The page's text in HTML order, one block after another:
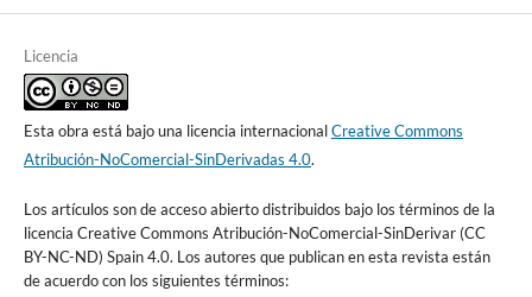
Licencia
Esta obra está bajo una licencia internacionalCreative Commons
Atribución-NoComercial-SinDerivadas 4.0.
Los artículos son de acceso abierto distribuidos bajo los términos de la
licencia Creative Commons Atribución-NoComercial-SinDerivar (CC
BY-NC-ND) Spain 4.0. Los autores que publican en esta revista están
de acuerdo con los siguientes términos: